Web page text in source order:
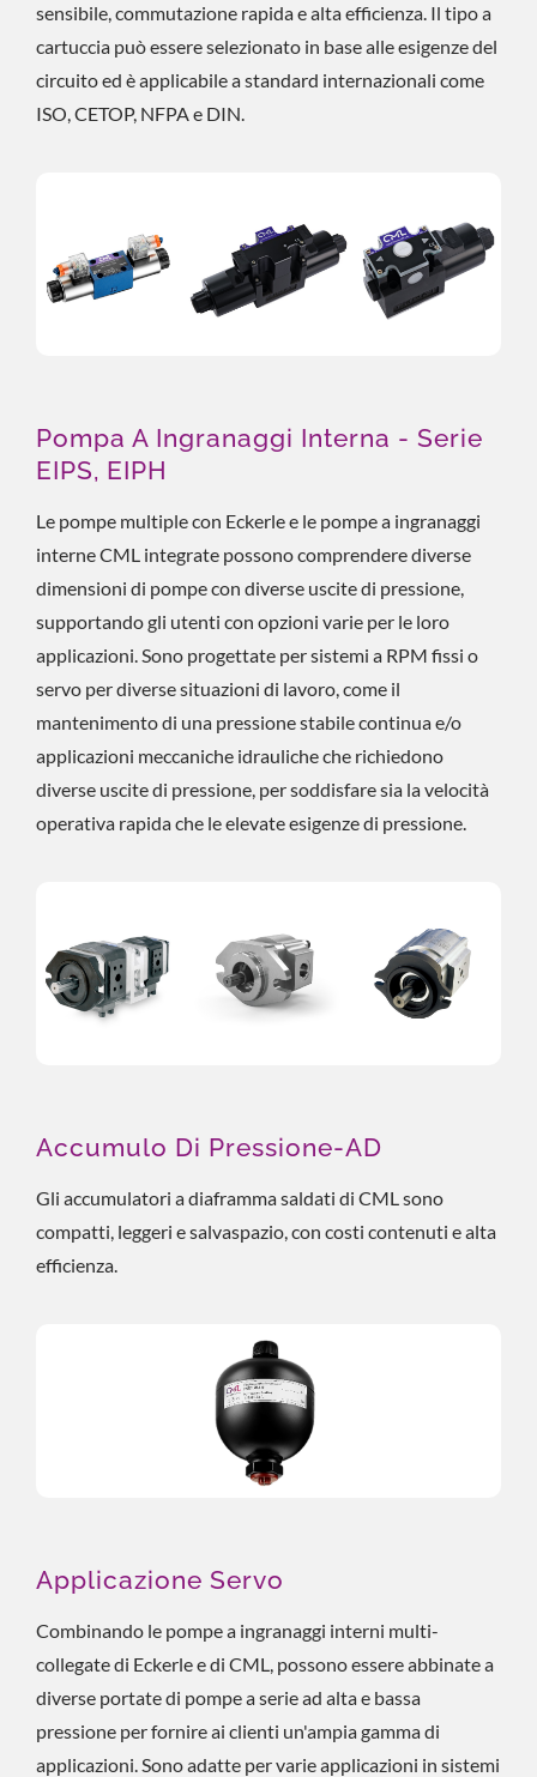
sensibile, commutazione rapida e alta efficienza. Il tipo a
cartuccia può essere selezionato in base alle esigenze del
circuito ed è applicabile a standard internazionali come
ISO, CETOP, NFPA e DIN.
Pompa A Ingranaggi Interna - Serie
EIPS, EIPH
Le pompe multiple con Eckerle e le pompe a ingranaggi
interne CML integrate possono comprendere diverse
dimensioni di pompe con diverse uscite di pressione,
supportando gli utenti con opzioni varie per le loro
applicazioni. Sono progettate per sistemi a RPM fissi o
servo per diverse situazioni di lavoro, come il
mantenimento di una pressione stabile continua e/o
applicazioni meccaniche idrauliche che richiedono
diverse uscite di pressione, per soddisfare sia la velocità
operativa rapida che le elevate esigenze di pressione.
Accumulo Di Pressione-AD
Gli accumulatori a diaframma saldati di CML sono
compatti, leggeri e salvaspazio, con costi contenuti e alta
efficienza.
Applicazione Servo
Combinando le pompe a ingranaggi interni multi-
collegate di Eckerle e di CML, possono essere abbinate a
diverse portate di pompe a serie ad alta e bassa
pressione per fornire ai clienti un'ampia gamma di
applicazioni. Sono adatte per varie applicazioni in sistemi